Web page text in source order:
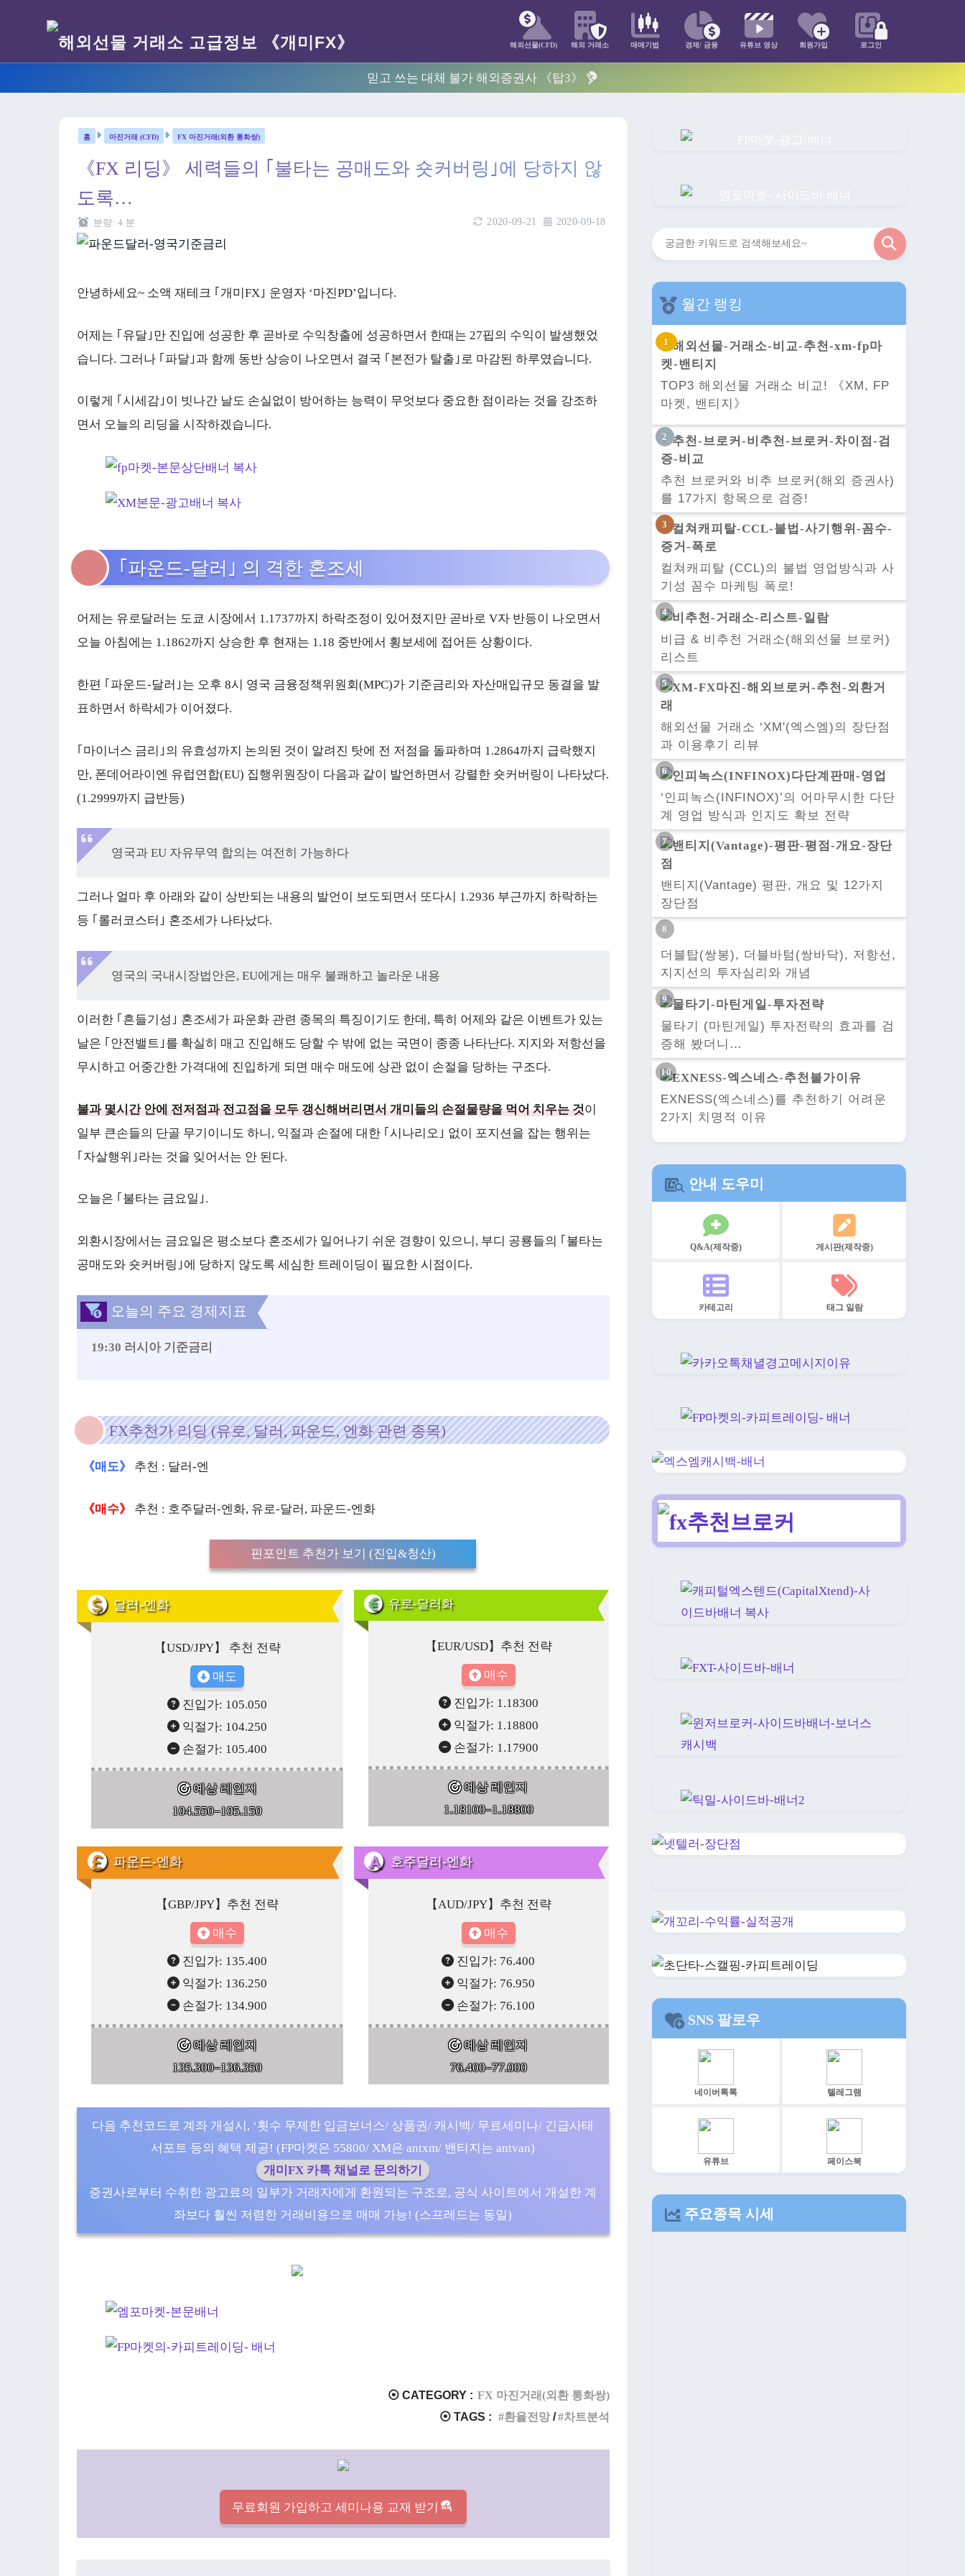
해외선물(CFD) 해외 거래소 매매기법 경제/ 금융 유튜브 영상 회원가입 로그인
믿고 쓰는 대체 불가 해외증권사 《탑3》
마진거래 (CFD) FX 마진거래(외환 통화쌍)
《FX 리딩》 세력들의 ｢불타는 공매도와 숏커버링｣에 당하지 않
도록…
2020-09-18
2020-09-21
분량: 4 분
안녕하세요~ 소액 재테크 ｢개미FX｣ 운영자 ‘마진PD’입니다.
어제는 ｢유달｣만 진입에 성공한 후 곧바로 수익창출에 성공하면서 한때는 27핍의 수익이 발생했었
습니다. 그러나 ｢파달｣과 함께 동반 상승이 나오면서 결국 ｢본전가 탈출｣로 마감된 하루였습니다.
이렇게 ｢시세감｣이 빗나간 날도 손실없이 방어하는 능력이 무엇보다 중요한 점이라는 것을 강조하
면서 오늘의 리딩을 시작하겠습니다.
｢파운드-달러｣ 의 격한 혼조세
어제는 유로달러는 도쿄 시장에서 1.1737까지 하락조정이 있어졌지만 곧바로 V자 반등이 나오면서
오늘 아침에는 1.1862까지 상승한 후 현재는 1.18 중반에서 횡보세에 접어든 상황이다.
한편 ｢파운드-달러｣는 오후 8시 영국 금융정책위원회(MPC)가 기준금리와 자산매입규모 동결을 발
표하면서 하락세가 이어졌다.
｢마이너스 금리｣의 유효성까지 논의된 것이 알려진 탓에 전 저점을 돌파하며 1.2864까지 급락했지
만, 폰데어라이엔 유럽연합(EU) 집행위원장이 다음과 같이 발언하면서 강렬한 숏커버링이 나타났다.
(1.2999까지 급반등)
영국과 EU 자유무역 합의는 여전히 가능하다
그러나 얼마 후 아래와 같이 상반되는 내용의 발언이 보도되면서 또다시 1.2936 부근까지 하락하는
등 ｢롤러코스터｣ 혼조세가 나타났다.
영국의 국내시장법안은, EU에게는 매우 불쾌하고 놀라운 내용
이러한 ｢흔들기성｣ 혼조세가 파운화 관련 종목의 특징이기도 한데, 특히 어제와 같은 이벤트가 있는
날은 ｢안전밸트｣를 확실히 매고 진입해도 당할 수 밖에 없는 국면이 종종 나타난다. 지지와 저항선을
무시하고 어중간한 가격대에 진입하게 되면 매수 매도에 상관 없이 손절을 당하는 구조다.
불과 몇시간 안에 전저점과 전고점을 모두 갱신해버리면서 개미들의 손절물량을 먹어 치우는 것이
일부 큰손들의 단골 무기이니도 하니, 익절과 손절에 대한 ｢시나리오｣ 없이 포지션을 잡는 행위는
｢자살행위｣라는 것을 잊어서는 안 된다.
오늘은 ｢불타는 금요일｣.
외환시장에서는 금요일은 평소보다 혼조세가 일어나기 쉬운 경향이 있으니, 부디 공룡들의 ｢불타는
공매도와 숏커버링｣에 당하지 않도록 세심한 트레이딩이 필요한 시점이다.
오늘의 주요 경제지표
19:30 러시아 기준금리
FX추천가 리딩 (유로, 달러, 파운드, 엔화 관련 종목)
《매도》 추천 : 달러-엔
《매수》 추천 : 호주달러-엔화, 유로-달러, 파운드-엔화
핀포인트 추천가 보기 (진입&청산)
달러-엔화
【USD/JPY】 추천 전략
매도
진입가: 105.050
익절가: 104.250
손절가: 105.400
예상 레인지
104.550–105.150
유로-달러화
【EUR/USD】추천 전략
매수
진입가: 1.18300
익절가: 1.18800
손절가: 1.17900
예상 레인지
1.18100–1.18800
파운드-엔화
【GBP/JPY】추천 전략
매수
진입가: 135.400
익절가: 136.250
손절가: 134.900
예상 레인지
135.300–136.350
호주달러-엔화
【AUD/JPY】추천 전략
매수
진입가: 76.400
익절가: 76.950
손절가: 76.100
예상 레인지
76.400–77.000
다음 추천코드로 계좌 개설시, ‘횟수 무제한 입금보너스/ 상품권/ 캐시백/ 무료세미나/ 긴급사태
서포트 등의 혜택 제공! (FP마켓은 55800/ XM은 antxm/ 밴티지는 antvan)
개미FX 카톡 채널로 문의하기
증권사로부터 수취한 광고료의 일부가 거래자에게 환원되는 구조로, 공식 사이트에서 개설한 계
좌보다 훨씬 저렴한 거래비용으로 매매 가능! (스프레드는 동일)
⦿ CATEGORY : FX 마진거래(외환 통화쌍)
⦿ TAGS :
환율전망 차트분석
무료회원 가입하고 세미나용 교재 받기
검
월간 랭킹
TOP3 해외선물 거래소 비교! 《XM, FP
마켓, 밴티지》
추천 브로커와 비추 브로커(해외 증권사)
를 17가지 항목으로 검증!
컬쳐캐피탈 (CCL)의 불법 영업방식과 사
기성 꼼수 마케팅 폭로!
비급 & 비추천 거래소(해외선물 브로커)
리스트
해외선물 거래소 ‘XM'(엑스엠)의 장단점
과 이용후기 리뷰
‘인피녹스(INFINOX)’의 어마무시한 다단
계 영업 방식과 인지도 확보 전략
밴티지(Vantage) 평판, 개요 및 12가지
장단점
더블탑(쌍봉), 더블바텀(쌍바닥), 저항선,
지지선의 투자심리와 개념
물타기 (마틴게일) 투자전략의 효과를 검
증해 봤더니…
EXNESS(엑스네스)를 추천하기 어려운
2가지 치명적 이유
안내 도우미
Q&A(제작중) 게시판(제작중)
카테고리 태그 일람
SNS 팔로우
네이버톡톡 텔레그램
유튜브 페이스북
주요종목 시세